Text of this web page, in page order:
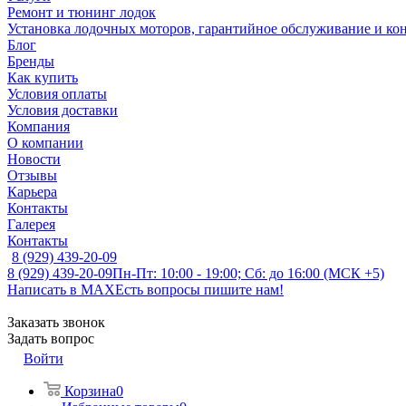
Ремонт и тюнинг лодок
Установка лодочных моторов, гарантийное обслуживание и
Блог
Бренды
Как купить
Условия оплаты
Условия доставки
Компания
О компании
Новости
Отзывы
Карьера
Контакты
Галерея
Контакты
8 (929) 439-20-09
8 (929) 439-20-09Пн-Пт: 10:00 - 19:00; Сб: до 16:00 (МСК +5)
Написать в MAXЕсть вопросы пишите нам!
Заказать звонок
Задать вопрос
Войти
Корзина0